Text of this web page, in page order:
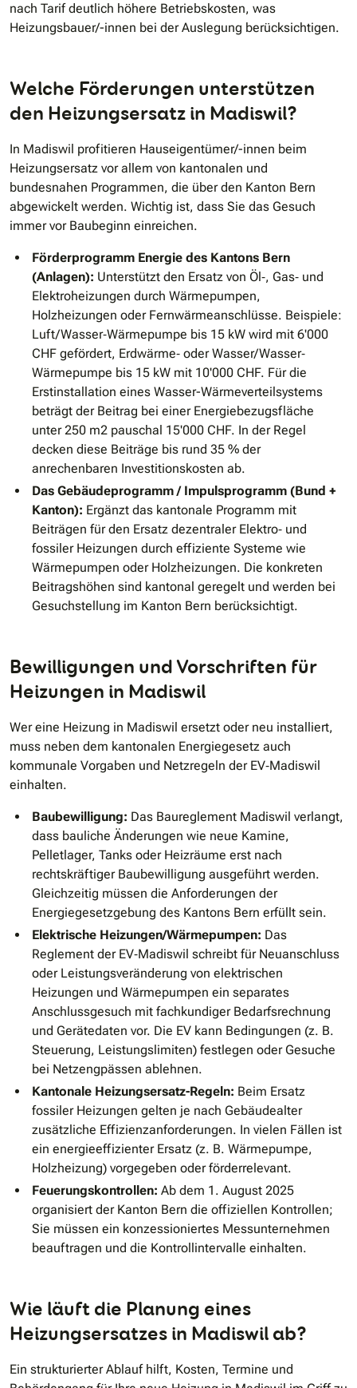
nach Tarif deutlich höhere Betriebskosten, was
Heizungsbauer/-innen bei der Auslegung berücksichtigen.
Welche Förderungen unterstützen
den Heizungsersatz in Madiswil?
In Madiswil profitieren Hauseigentümer/-innen beim
Heizungsersatz vor allem von kantonalen und
bundesnahen Programmen, die über den Kanton Bern
abgewickelt werden. Wichtig ist, dass Sie das Gesuch
immer vor Baubeginn einreichen.
Förderprogramm Energie des Kantons Bern
(Anlagen): Unterstützt den Ersatz von Öl‐, Gas‐ und
Elektroheizungen durch Wärmepumpen,
Holzheizungen oder Fernwärmeanschlüsse. Beispiele:
Luft/Wasser‐Wärmepumpe bis 15 kW wird mit 6'000
CHF gefördert, Erdwärme‐ oder Wasser/Wasser‐
Wärmepumpe bis 15 kW mit 10'000 CHF. Für die
Erstinstallation eines Wasser-Wärmeverteilsystems
beträgt der Beitrag bei einer Energiebezugsfläche
unter 250 m2 pauschal 15'000 CHF. In der Regel
decken diese Beiträge bis rund 35 % der
anrechenbaren Investitionskosten ab.
Das Gebäudeprogramm / Impulsprogramm (Bund +
Kanton): Ergänzt das kantonale Programm mit
Beiträgen für den Ersatz dezentraler Elektro‐ und
fossiler Heizungen durch effiziente Systeme wie
Wärmepumpen oder Holzheizungen. Die konkreten
Beitragshöhen sind kantonal geregelt und werden bei
Gesuchstellung im Kanton Bern berücksichtigt.
Bewilligungen und Vorschriften für
Heizungen in Madiswil
Wer eine Heizung in Madiswil ersetzt oder neu installiert,
muss neben dem kantonalen Energiegesetz auch
kommunale Vorgaben und Netzregeln der EV‐Madiswil
einhalten.
Baubewilligung: Das Baureglement Madiswil verlangt,
dass bauliche Änderungen wie neue Kamine,
Pelletlager, Tanks oder Heizräume erst nach
rechtskräftiger Baubewilligung ausgeführt werden.
Gleichzeitig müssen die Anforderungen der
Energiegesetzgebung des Kantons Bern erfüllt sein.
Elektrische Heizungen/Wärmepumpen: Das
Reglement der EV‐Madiswil schreibt für Neuanschluss
oder Leistungsveränderung von elektrischen
Heizungen und Wärmepumpen ein separates
Anschlussgesuch mit fachkundiger Bedarfsrechnung
und Gerätedaten vor. Die EV kann Bedingungen (z. B.
Steuerung, Leistungslimiten) festlegen oder Gesuche
bei Netzengpässen ablehnen.
Kantonale Heizungsersatz-Regeln: Beim Ersatz
fossiler Heizungen gelten je nach Gebäudealter
zusätzliche Effizienzanforderungen. In vielen Fällen ist
ein energieeffizienter Ersatz (z. B. Wärmepumpe,
Holzheizung) vorgegeben oder förderrelevant.
Feuerungskontrollen: Ab dem 1. August 2025
organisiert der Kanton Bern die offiziellen Kontrollen;
Sie müssen ein konzessioniertes Messunternehmen
beauftragen und die Kontrollintervalle einhalten.
Wie läuft die Planung eines
Heizungsersatzes in Madiswil ab?
Ein strukturierter Ablauf hilft, Kosten, Termine und